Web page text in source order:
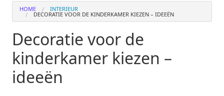
HOME INTERIEUR
DECORATIE VOOR DE KINDERKAMER KIEZEN – IDEEËN
Decoratie voor de
kinderkamer kiezen –
ideeën